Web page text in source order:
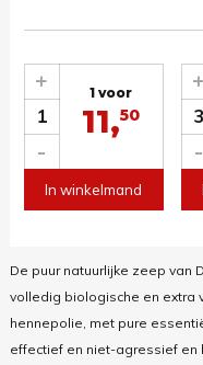
1
-
+ 1 voor
11,50
In winkelmand
3
-
+
De puur natuurlijke zeep van
volledig biologische en extra
hennepolie, met pure
effectief en niet-agressief en